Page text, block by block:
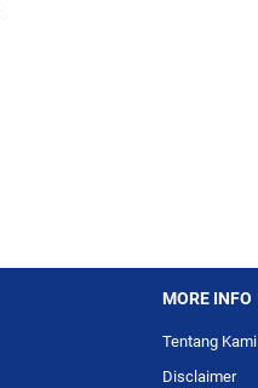
MORE INFO
Tentang Kami
Disclaimer